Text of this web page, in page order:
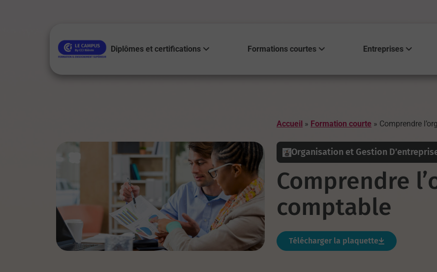
Diplômes et certifications Formations courtes Entreprises
Accueil » Formation courte » Comprendre
Organisation et Gestion
Comprendre
comptable
Télécharger la plaquette